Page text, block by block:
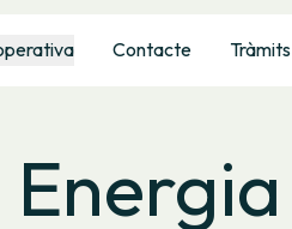
Contacte Tràmits
Energia